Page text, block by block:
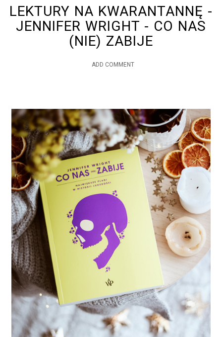
LEKTURY NA KWARANTANNĘ -
JENNIFER WRIGHT - CO NAS
(NIE) ZABIJE
ADD COMMENT